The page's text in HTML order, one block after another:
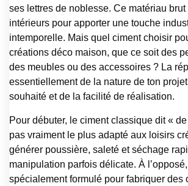
ses lettres de noblesse. Ce matériau brut
intérieurs pour apporter une touche
intemporelle. Mais quel ciment choisir
créations déco maison, que ce soit des
des meubles ou des accessoires ? La
essentiellement de la nature de ton
souhaité et de la facilité de réalisation.
Pour débuter, le ciment classique dit « de
pas vraiment le plus adapté aux loisirs
générer poussière, saleté et séchage
manipulation parfois délicate. À
spécialement formulé pour fabriquer des